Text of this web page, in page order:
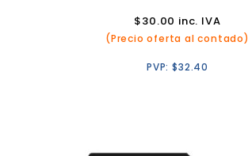
$30.00 inc. IVA
(Precio oferta al contado)
PVP:$32.40